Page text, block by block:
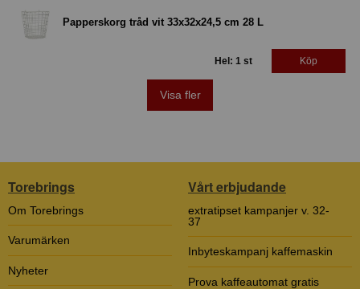
Papperskorg tråd vit 33x32x24,5 cm 28 L
Hel: 1 st Köp
Visa fler
Torebrings
Om Torebrings
Varumärken
Nyheter
Vårt erbjudande
extratipset kampanjer v. 32-
37
Inbyteskampanj kaffemaskin
Prova kaffeautomat gratis